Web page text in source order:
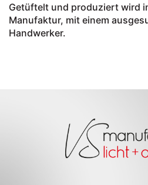
Getüftelt und produziert wird
Manufaktur, mit einem
Handwerker.